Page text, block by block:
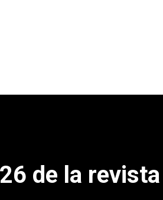
de la